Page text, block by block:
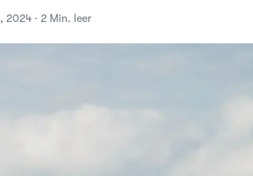
2024 · 2 Min. leer